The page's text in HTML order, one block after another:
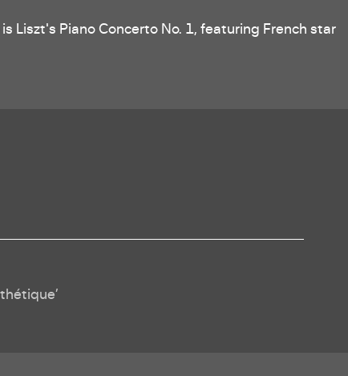
Liszt's Piano Concerto No. 1, featuring French star